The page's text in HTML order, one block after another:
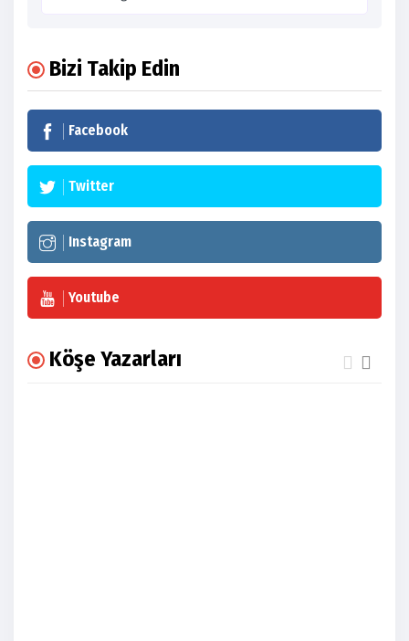
Bizi Takip Edin
Facebook
Twitter
Instagram
Youtube
Köşe Yazarları